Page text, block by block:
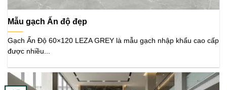
Mẫu gạch Ấn độ đẹp
Gạch Ấn Độ 60×120 LEZA GREY là mẫu gạch nhập khẩu cao cấp
được nhiều...